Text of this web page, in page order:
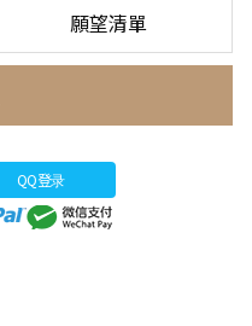
願望清單
QQ登录